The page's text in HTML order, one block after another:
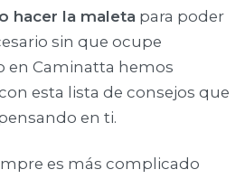
hacer la maleta para poder
sin que ocupe
en Caminatta hemos
esta lista de consejos que
en ti.
es más complicado